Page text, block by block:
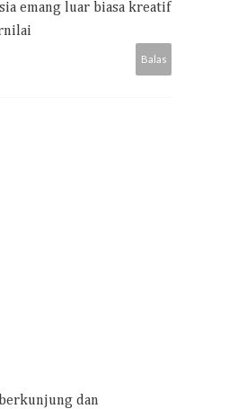
emang luar biasa kreatif
Balas
dan